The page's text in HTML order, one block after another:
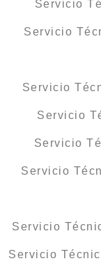
Servicio
Servicio
Servicio
Servicio
Servicio
Servicio
Servicio
Servicio